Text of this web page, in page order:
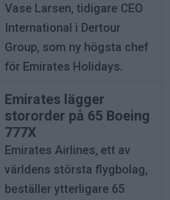
Vase Larsen, tidigare CEO
International i Dertour
Group, som ny högsta chef
för Emirates Holidays.
Emirates lägger
stororder på 65 Boeing
777X
Emirates Airlines, ett av
världens största flygbolag,
beställer ytterligare 65